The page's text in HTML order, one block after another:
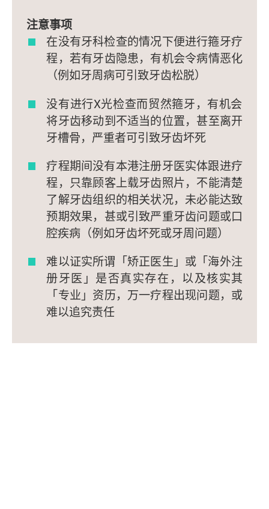
注意事项
在没有牙科检查的情况下便进行箍牙疗
程，若有牙齿隐患，有机会令病情恶化
（例如牙周病可引致牙齿松脱）
没有进行X光检查而贸然箍牙，有机会
将牙齿移动到不适当的位置，甚至离开
牙槽骨，严重者可引致牙齿坏死
疗程期间没有本港注册牙医实体跟进疗
程，只靠顾客上载牙齿照片，不能清楚
了解牙齿组织的相关状况，未必能达致
预期效果，甚或引致严重牙齿问题或口
腔疾病（例如牙齿坏死或牙周问题）
难以证实所谓「矫正医生」或「海外注
册牙医」是否真实存在，以及核实其
「专业」资历，万一疗程出现问题，或
难以追究责任